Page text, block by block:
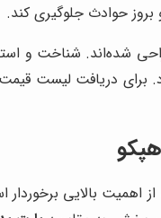
حوادث جلوگیری کند.
شده‌اند. شناخت و
دریافت لیست
از اهمیت بالایی